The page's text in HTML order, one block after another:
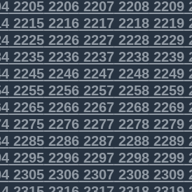
22052206220722082209
22152216221722182219
22252226222722282229
22352236223722382239
22452246224722482249
22552256225722582259
22652266226722682269
22752276227722782279
22852286228722882289
22952296229722982299
23052306230723082309